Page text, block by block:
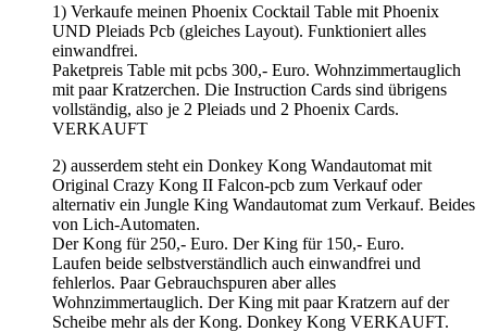
1) Verkaufe meinen Phoenix Cocktail Table mit Phoenix
UND Pleiads Pcb (gleiches Layout). Funktioniert alles
einwandfrei.
Paketpreis Table mit pcbs 300,- Euro. Wohnzimmertauglich
mit paar Kratzerchen. Die Instruction Cards sind übrigens
vollständig, also je 2 Pleiads und 2 Phoenix Cards.
VERKAUFT
2) ausserdem steht ein Donkey Kong Wandautomat mit
Original Crazy Kong II Falcon-pcb zum Verkauf oder
alternativ ein Jungle King Wandautomat zum Verkauf. Beides
von Lich-Automaten.
Der Kong für 250,- Euro. Der King für 150,- Euro.
Laufen beide selbstverständlich auch einwandfrei und
fehlerlos. Paar Gebrauchspuren aber alles
Wohnzimmertauglich. Der King mit paar Kratzern auf der
Scheibe mehr als der Kong. Donkey Kong VERKAUFT.